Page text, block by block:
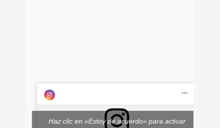
Haz clic en «Estoy de acuerdo» para activar